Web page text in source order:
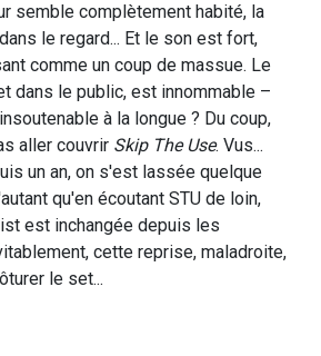
semble complètement habité, la
le regard... Et le son est fort,
comme un coup de massue. Le
dans le public, est innommable –
à la longue ? Du coup,
aller couvrir Skip The Use. Vus...
un an, on s'est lassée quelque
qu'en écoutant STU de loin,
est inchangée depuis les
cette reprise, maladroite,
le set...